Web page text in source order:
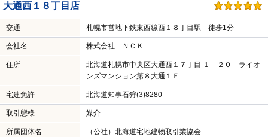
大通西１８丁目店
交通 札幌市営地下鉄東西線西１８丁目駅 徒歩1分
会社名 株式会社 ＮＣＫ
住所
北海道札幌市中央区大通西１７丁目 １－２０ ライオ
ンズマンション第８大通１Ｆ
宅建免許 北海道知事石狩(3)8280
取引態様 媒介
所属団体名 （公社）北海道宅地建物取引業協会